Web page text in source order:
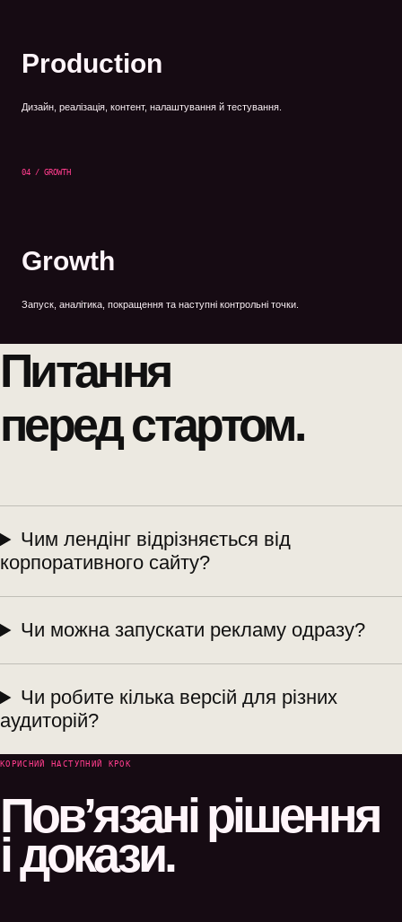
Production
Дизайн, реалізація, контент, налаштування й тестування.
04 / GROWTH
Growth
Запуск, аналітика, покращення та наступні контрольні точки.
Питання
перед стартом.
Чим лендінг відрізняється від
корпоративного сайту?
Чи можна запускати рекламу одразу?
Чи робите кілька версій для різних
аудиторій?
КОРИСНИЙ НАСТУПНИЙ КРОК
Пов’язані рішення
і докази.